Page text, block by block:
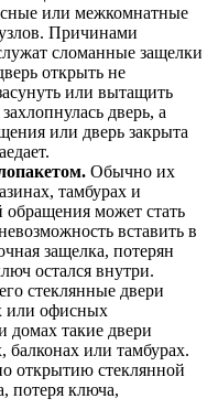
или межкомнатные
Причинами
сломанные защелки
открыть не
или вытащить
дверь, а
или дверь закрыта
Обычно их
тамбурах и
может стать
вставить в
защелка, потерян
остался внутри.
стеклянные двери
или офисных
домах такие двери
балконах или тамбурах.
открытию стеклянной
потеря ключа,